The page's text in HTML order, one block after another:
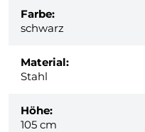
Farbe:
schwarz
Material:
Stahl
Höhe:
105 cm